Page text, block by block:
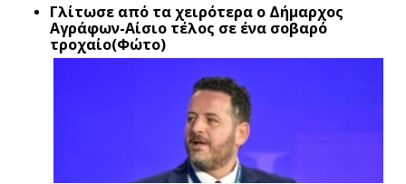
Γλίτωσε από τα χειρότερα ο Δήμαρχος
Αγράφων-Αίσιο τέλος σε ένα σοβαρό
τροχαίο(Φώτο)